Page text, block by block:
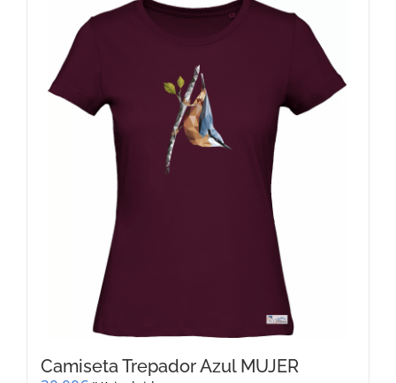
Camiseta Trepador Azul MUJER